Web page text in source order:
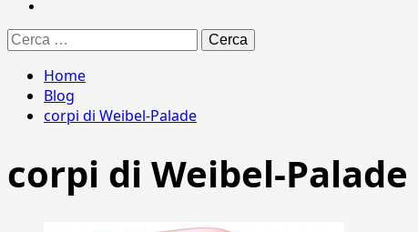
Ricerca
per:
Home
Blog
corpi di Weibel-Palade
corpi di Weibel-Palade